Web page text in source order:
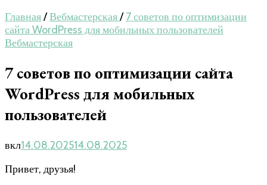
Главная/Вебмастерская/ 7 советов по оптимизации
сайта WordPress для мобильных пользователей
Вебмастерская
7 советов по оптимизации сайта
WordPress для мобильных
пользователей
вкл14.08.202514.08.2025
Привет, друзья!